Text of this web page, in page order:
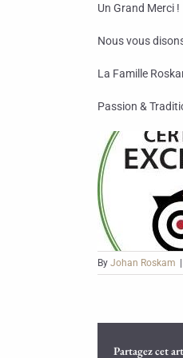
Un Grand Merci !
Nous vous
La Famille
Passion &
By Johan Roskam
Partagez cet